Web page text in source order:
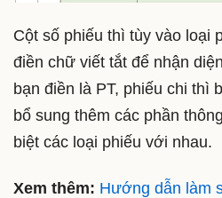
Cột số phiếu thì tùy vào loại
điền chữ viết tắt để nhận
bạn điền là PT, phiếu chi thì
bổ sung thêm các phần
biệt các loại phiếu với nhau.
Xem thêm: Hướng dẫn làm